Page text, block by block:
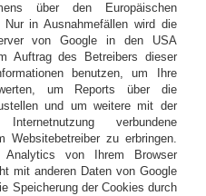
über den Europäischen
in Ausnahmefällen wird die
von Google in den USA
Auftrag des Betreibers dieser
benutzen, um Ihre
um Reports über die
und um weitere mit der
verbundene
Websitebetreiber zu erbringen.
von Ihrem Browser
mit anderen Daten von Google
Speicherung der Cookies durch